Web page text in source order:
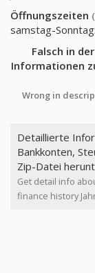
Öffnungszeiten
samstag-
Falsch in
Informationen
Wrong in
Detaillierte
Bankkonten,
Zip-Datei
Get detail info
finance history